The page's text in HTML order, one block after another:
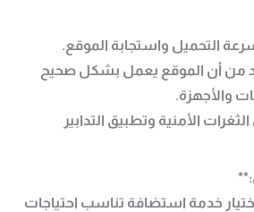
سرعة التحميل واستجابة الموقع.
من أن الموقع يعمل بشكل صحيح
والأجهزة.
الأمنية وتطبيق التدابير
خدمة استضافة تناسب احتياجات